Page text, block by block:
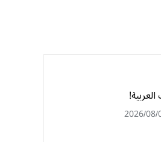
2026/